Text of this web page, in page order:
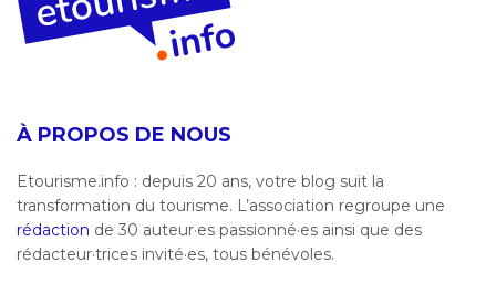
À PROPOS DE NOUS
Etourisme.info : depuis 20 ans, votre blog suit la
transformation du tourisme. L’association regroupe une
rédaction de 30 auteur·es passionné·es ainsi que des
rédacteur·trices invité·es, tous bénévoles.